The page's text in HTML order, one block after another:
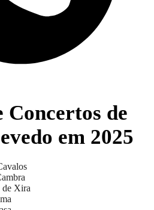
Concertos de
em 2025
de Xira